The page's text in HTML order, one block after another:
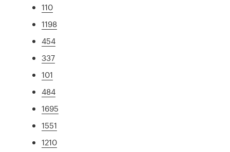
110
1198
454
337
101
484
1695
1551
1210